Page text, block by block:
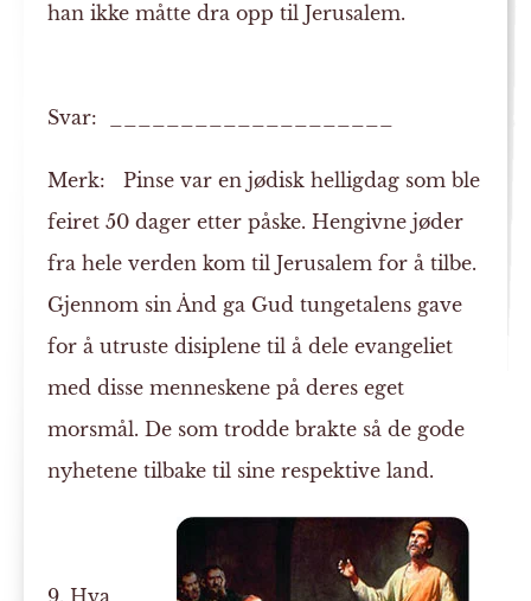
han ikke måtte dra opp til Jerusalem.
Svar: ____________________
Merk: Pinse var en jødisk helligdag som ble
feiret 50 dager etter påske. Hengivne jøder
fra hele verden kom til Jerusalem for å tilbe.
Gjennom sin Ånd ga Gud tungetalens gave
for å utruste disiplene til å dele evangeliet
med disse menneskene på deres eget
morsmål. De som trodde brakte så de gode
nyhetene tilbake til sine respektive land.